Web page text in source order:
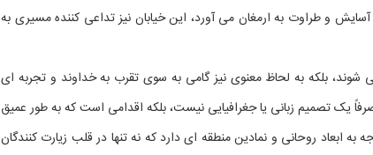
و طراوت به ارمغان می آورد، این خیابان نیز تداعی کننده مسیری به
شوند، بلکه به لحاظ معنوی نیز گامی به سوی تقرب به خداوند و تجربه ای
یک تصمیم زبانی یا جغرافیایی نیست، بلکه اقدامی است که به طور عمیق
ابعاد روحانی و نمادین منطقه ای دارد که نه تنها در قلب زیارت کنندگان